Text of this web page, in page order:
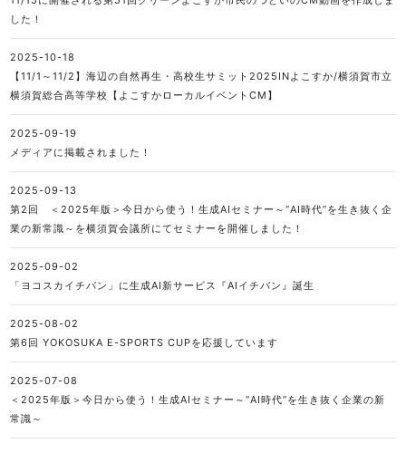
した！
2025-10-18
【11/1～11/2】海辺の自然再生・高校生サミット2025INよこすか/横須賀市立
横須賀総合高等学校【よこすかローカルイベントCM】
2025-09-19
メディアに掲載されました！
2025-09-13
第2回 ＜2025年版＞今日から使う！生成AIセミナー～“AI時代”を生き抜く企
業の新常識～を横須賀会議所にてセミナーを開催しました！
2025-09-02
「ヨコスカイチバン」に生成AI新サービス『AIイチバン』誕生
2025-08-02
第6回 YOKOSUKA E-SPORTS CUPを応援しています
2025-07-08
＜2025年版＞今日から使う！生成AIセミナー～“AI時代”を生き抜く企業の新
常識～